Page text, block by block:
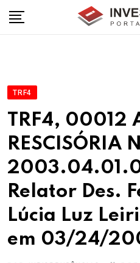
TRF4
TRF4, 00012
RESCISÓRIA
Relator Des.
Lúcia Luz
em 03/24/